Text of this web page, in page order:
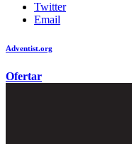
Twitter
Email
Adventist.org
Ofertar